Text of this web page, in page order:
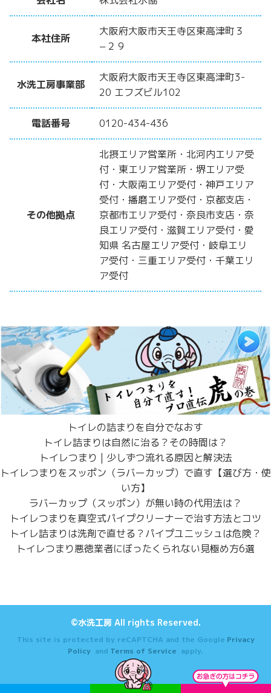
本社住所
大阪府大阪市天王寺区東高津町３
−２９
水洗工房事業部
大阪府大阪市天王寺区東高津町3-
20 エフズビル102
電話番号 0120-434-436
その他拠点
北摂エリア営業所・北河内エリア受
付・東エリア営業所・堺エリア受
付・大阪南エリア受付・神戸エリア
受付・播磨エリア受付・京都支店・
京都市エリア受付・奈良市支店・奈
良エリア受付・滋賀エリア受付・愛
知県 名古屋エリア受付・岐阜エリ
ア受付・三重エリア受付・千葉エリ
ア受付
トイレの詰まりを自分でなおす
トイレ詰まりは自然に治る？その時間は？
トイレつまり | 少しずつ流れる原因と解決法
トイレつまりをスッポン（ラバーカップ）で直す【選び方・使
い方】
ラバーカップ（スッポン）が無い時の代用法は？
トイレつまりを真空式パイプクリーナーで治す方法とコツ
トイレ詰まりは洗剤で直せる？パイプユニッシュは危険？
トイレつまり悪徳業者にぼったくられない見極め方6選
©水洗工房 All rights Reserved.
This site is protected by reCAPTCHA and the Google Privacy
Policy and Terms of Service apply.